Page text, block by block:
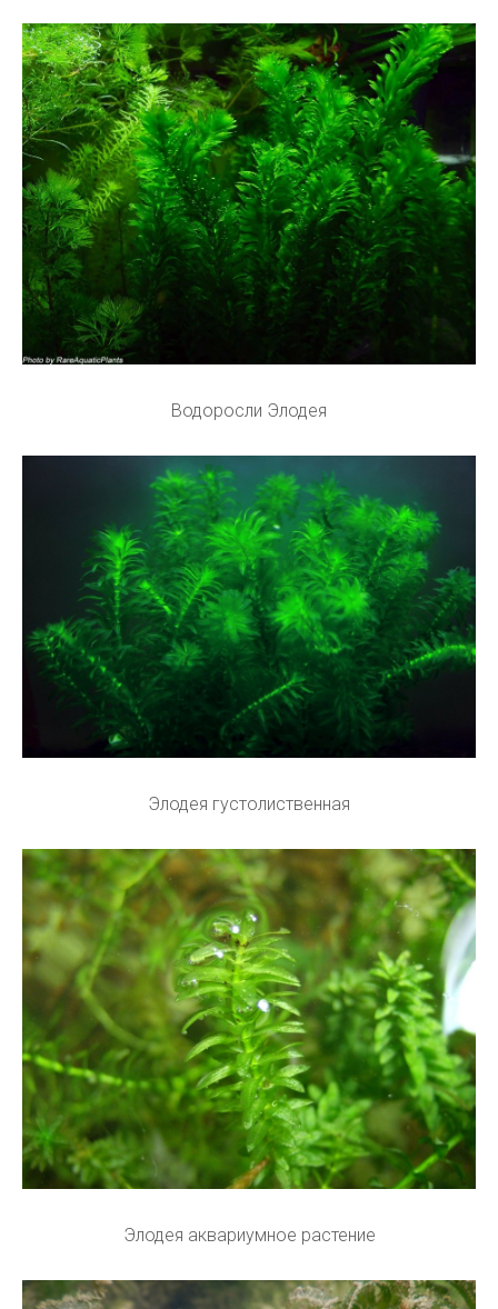
Водоросли Элодея
Элодея густолиственная
Элодея аквариумное растение